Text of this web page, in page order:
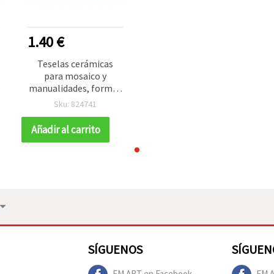
1.40 €
Teselas cerámicas
para mosaico y
manualidades, formas
y tamaños mezclados,
Sku: 824741
Añadir al carrito
SÍGUENOS